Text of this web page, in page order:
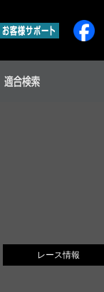
レース情報